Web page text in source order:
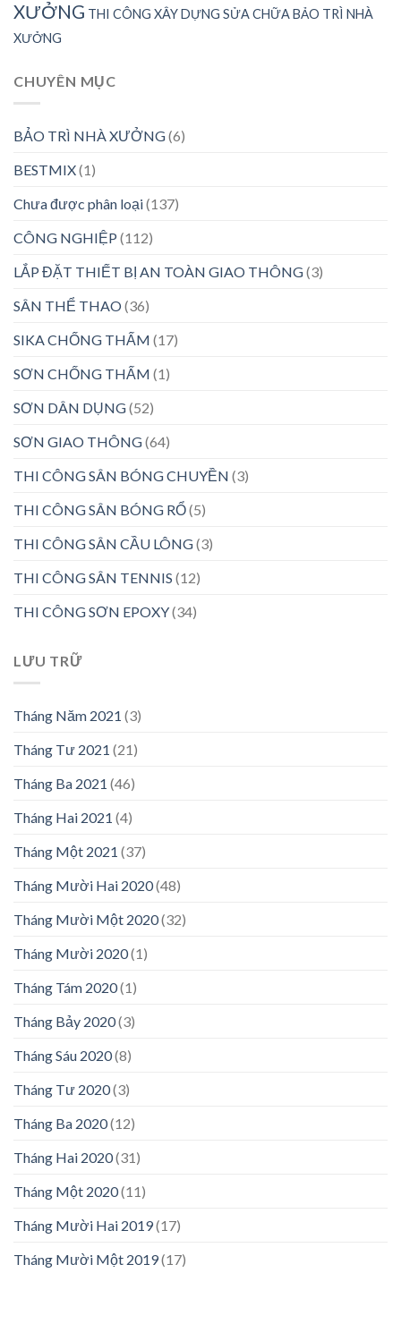
XƯỞNG THI CÔNG XÂY DỰNG SỬA CHỮA BẢO TRÌ NHÀ
XƯỞNG
CHUYÊN MỤC
BẢO TRÌ NHÀ XƯỞNG(6)
BESTMIX(1)
Chưa được phân loại(137)
CÔNG NGHIỆP (112)
LẮP ĐẶT THIẾT BỊ AN TOÀN GIAO THÔNG(3)
SÂN THỂ THAO(36)
SIKA CHỐNG THẤM (17)
SƠN CHỐNG THẤM (1)
SƠN DÂN DỤNG(52)
SƠN GIAO THÔNG(64)
THI CÔNG SÂN BÓNG CHUYỀN (3)
THI CÔNG SÂN BÓNG RỔ(5)
THI CÔNG SÂN CẦU LÔNG(3)
THI CÔNG SÂN TENNIS (12)
THI CÔNG SƠN EPOXY(34)
LƯU TRỮ
Tháng Năm 2021 (3)
Tháng Tư 2021 (21)
Tháng Ba 2021 (46)
Tháng Hai 2021 (4)
Tháng Một 2021 (37)
Tháng Mười Hai 2020(48)
Tháng Mười Một 2020(32)
Tháng Mười 2020(1)
Tháng Tám 2020(1)
Tháng Bảy 2020(3)
Tháng Sáu 2020(8)
Tháng Tư 2020(3)
Tháng Ba 2020(12)
Tháng Hai 2020(31)
Tháng Một 2020(11)
Tháng Mười Hai 2019(17)
Tháng Mười Một 2019(17)